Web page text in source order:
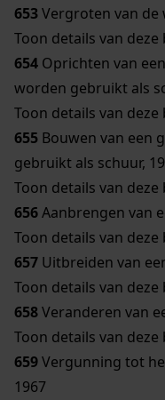
653Vergroten van de
Toon details van
654 Oprichten van
worden gebruikt als
Toon details van
655 Bouwen van een
gebruikt als schuur,
Toon details van
656Aanbrengen van
Toon details van
657 Uitbreiden van
Toon details van
658Veranderen van
Toon details van
659Vergunning tot
1967